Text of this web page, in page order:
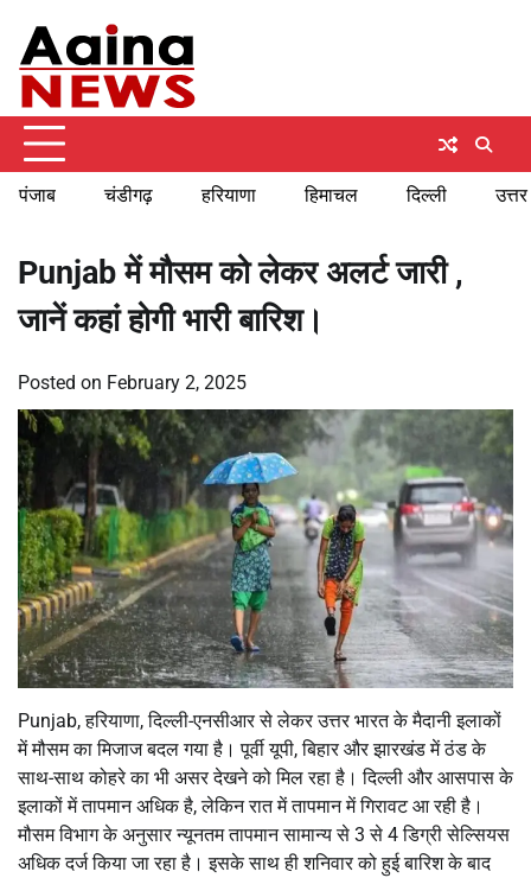
content
पंजाब चंडीगढ़ हरियाणा हिमाचल दिल्ली
Punjab में मौसम को लेकर अलर्ट जारी ,
जानें कहां होगी भारी बारिश।
Posted on February 2, 2025
Punjab, हरियाणा, दिल्ली-एनसीआर से लेकर उत्तर भारत के मैदानी इलाकों
में मौसम का मिजाज बदल गया है। पूर्वी यूपी, बिहार और झारखंड में ठंड के
साथ-साथ कोहरे का भी असर देखने को मिल रहा है। दिल्ली और आसपास के
इलाकों में तापमान अधिक है, लेकिन रात में तापमान में गिरावट आ रही है।
मौसम विभाग के अनुसार न्यूनतम तापमान सामान्य से 3 से 4 डिग्री सेल्सियस
अधिक दर्ज किया जा रहा है। इसके साथ ही शनिवार को हुई बारिश के बाद